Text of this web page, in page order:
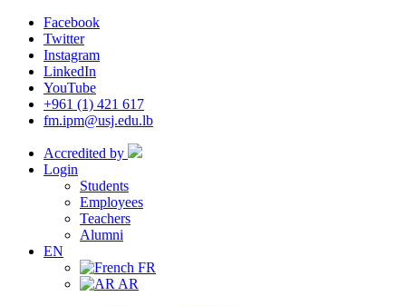
Facebook
Twitter
Instagram
LinkedIn
YouTube
+961 (1) 421 617
fm.ipm@usj.edu.lb
Accredited by
Login
Students
Employees
Teachers
Alumni
EN
FR
AR